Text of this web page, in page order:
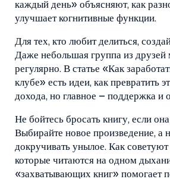
каждый день» объясняют, как
улучшает когнитивные функции.
Для тех, кто любит делиться,
Даже небольшая группа из друзей
регулярно. В статье «Как
клубе» есть идеи, как превратить
дохода, но главное – поддержка и
Не бойтесь бросать книгу, если
Выбирайте новое произведение, а
докручивать унылое. Как советуют
которые читаются на одном
«захватывающих книг» помогает